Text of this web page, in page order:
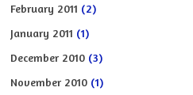
February 2011 (2)
January 2011 (1)
December 2010 (3)
November 2010 (1)